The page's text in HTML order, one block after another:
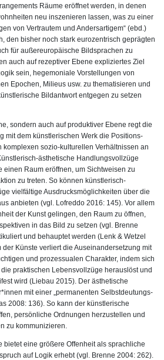
Räume eröffnet werden, in denen
neu inszenieren lassen, was zu einer
von Vertrautem und Andersartigem“ (ebd.)
den bisher noch stark eurozentrisch geprägten
für außereuropäische Bildsprachen zu
auch auf rezeptiver Ebene expliziertes Ziel
sein, hegemoniale Vorstellungen von
Epochen, Milieus usw. zu thematisieren und
Bildantwort entgegen zu setzen
sondern auch auf produktiver Ebene regt die
mit dem künstlerischen Werk die Positions-
sozio-kulturellen Verhältnissen an
ästhetische Handlungsvollzüge
einen Raum eröffnen, um Sichtweisen zu
zu treten. So können künstlerisch-
vielfältige Ausdrucksmöglichkeiten über die
anbieten (vgl. Lofreddo 2016: 145). Vor allem
der Kunst gelingen, den Raum zu öffnen,
in das Bild zu setzen (vgl. Brenne
und behauptet werden (Lenk & Wetzel
Künste verliert die Auseinandersetzung mit
und prozessualen Charakter, indem sich
praktischen Lebensvollzüge herauslöst und
wird (Liebau 2015). Der ästhetische
mit einer „permanenten Selbstdeutungs-
2008: 136). So kann der künstlerische
persönliche Ordnungen herzustellen und
zu kommunizieren.
bietet eine größere Offenheit als sprachliche
auf Logik erhebt (vgl. Brenne 2004: 262).